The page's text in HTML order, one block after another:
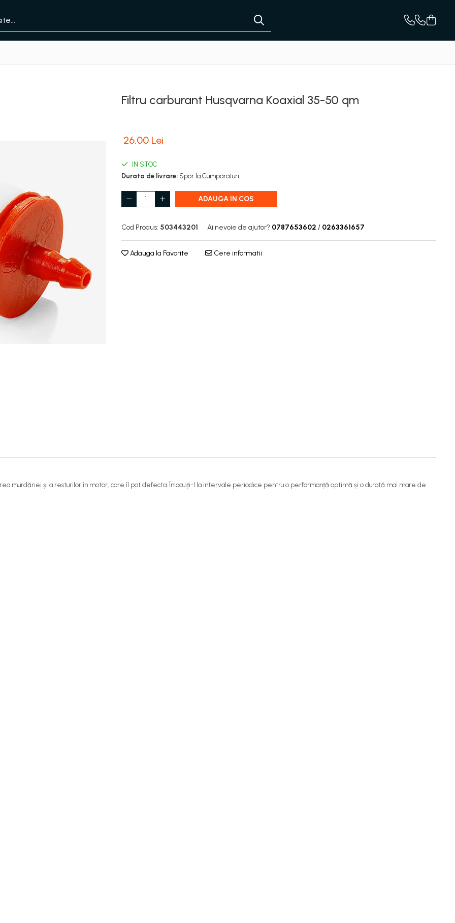
Filtru carburant Husqvarna Koaxial 35-50 qm
26,00 Lei
IN STOC
Durata de livrare: Spor la Cumparaturi.
ADAUGA IN COS
Cod Produs: 503443201 Ai nevoie de ajutor? 0787653602 / 0263361657
Adauga la Favorite Cere informatii
murdăriei și a resturilor în motor, care îl pot defecta. Înlocuiți-l la intervale periodice pentru o performanță optimă și o durată mai mare de